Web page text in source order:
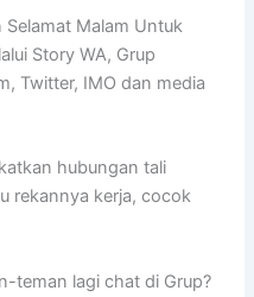
Malam Untuk
Story WA, Grup
Twitter, IMO dan media
hubungan tali
rekannya kerja, cocok
teman lagi chat di Grup?